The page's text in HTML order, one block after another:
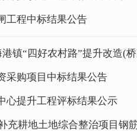
工程中标结果公告
镇“四好农村路”提升改造(
采购项目中标结果公告
心提升工程评标结果公示
充耕地土地综合整治项目钢